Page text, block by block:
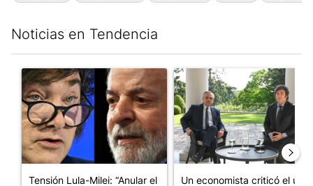
Noticias en Tendencia
Un artículo de tendencia con el título "Tensión Lula-Milei:
Tensión Lula-Milei: “Anular el
Un artículo de tendencia con
Un economista criticó el uso